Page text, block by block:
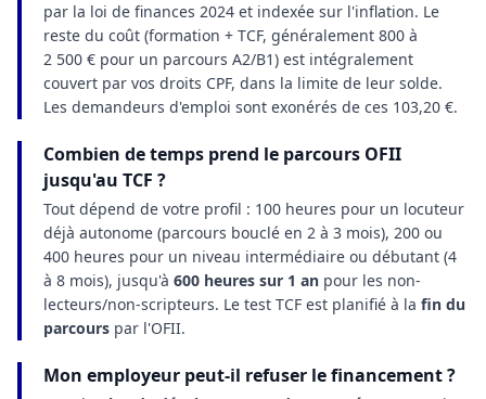
par la loi de finances 2024 et indexée sur l'inflation. Le
reste du coût (formation + TCF, généralement 800 à
2 500 € pour un parcours A2/B1) est intégralement
couvert par vos droits CPF, dans la limite de leur solde.
Les demandeurs d'emploi sont exonérés de ces 103,20 €.
Combien de temps prend le parcours OFII
jusqu'au TCF ?
Tout dépend de votre profil : 100 heures pour un locuteur
déjà autonome (parcours bouclé en 2 à 3 mois), 200 ou
400 heures pour un niveau intermédiaire ou débutant (4
à 8 mois), jusqu'à 600 heures sur 1 an pour les non-
lecteurs/non-scripteurs. Le test TCF est planifié à la fin du
parcours par l'OFII.
Mon employeur peut-il refuser le financement ?